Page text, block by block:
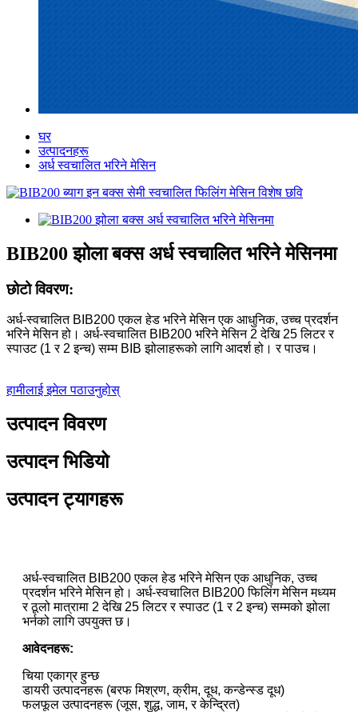
घर
उत्पादनहरू
अर्ध स्वचालित भरिने मेसिन
BIB200 झोला बक्स अर्ध स्वचालित भरिने मेसिनमा
छोटो विवरण:
अर्ध-स्वचालित BIB200 एकल हेड भरिने मेसिन एक आधुनिक, उच्च प्रदर्शन
भरिने मेसिन हो। अर्ध-स्वचालित BIB200 भरिने मेसिन 2 देखि 25 लिटर र
स्पाउट (1 र 2 इन्च) सम्म BIB झोलाहरूको लागि आदर्श हो। र पाउच।
हामीलाई इमेल पठाउनुहोस्
उत्पादन विवरण
उत्पादन भिडियो
उत्पादन ट्यागहरू
अर्ध-स्वचालित BIB200 एकल हेड भरिने मेसिन एक आधुनिक, उच्च
प्रदर्शन भरिने मेसिन हो। अर्ध-स्वचालित BIB200 फिलिंग मेसिन मध्यम
र ठूलो मात्रामा 2 देखि 25 लिटर र स्पाउट (1 र 2 इन्च) सम्मको झोला
भर्नको लागि उपयुक्त छ।
आवेदनहरू:
चिया एकाग्र हुन्छ
डायरी उत्पादनहरू (बरफ मिश्रण, क्रीम, दूध, कन्डेन्स्ड दूध)
फलफूल उत्पादनहरू (जूस, शुद्ध, जाम, र केन्द्रित)